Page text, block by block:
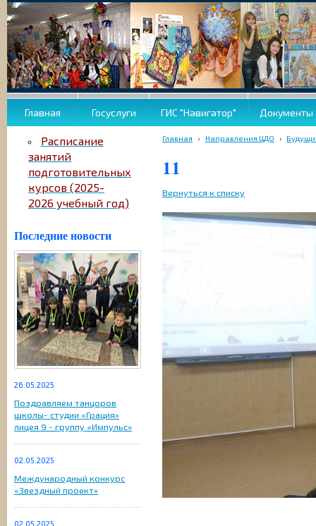
Главная Госуслуги ГИС "Навигатор" Документы
Расписание
занятий
подготовительных
курсов (2025-
2026 учебный год)
Последние новости
26.05.2025
Поздравляем танцоров
школы- студии «Грация»
лицея 9 - группу «Импульс»
02.05.2025
Международный конкурс
«Звездный проект»
02.05.2025
Главная › Направления ЦДО ›
11
Вернуться к списку